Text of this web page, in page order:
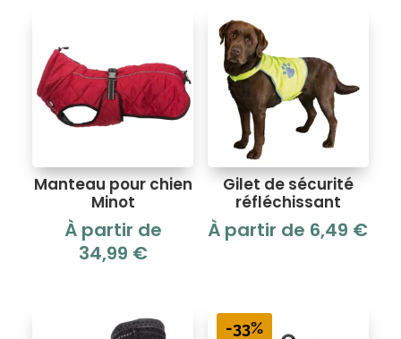
Manteau pour chien
Minot
À partir de
34,99 €
Gilet de sécurité
réfléchissant
À partir de 6,49 €
-33%